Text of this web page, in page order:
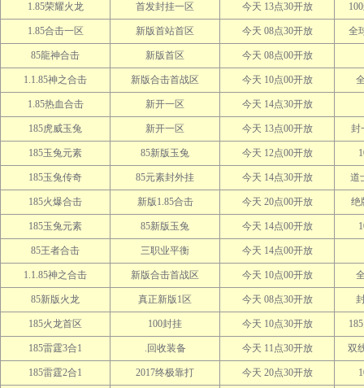
1.85荣耀火龙 首发封挂一区 今天 13点30开放
1.85合击一区 新版首站首区 今天 08点30开放 全
85龍神合击 新版首区 今天 08点00开放
1.1.85神之合击 新版合击首战区 今天 10点00开放
1.85热血合击 新开一区 今天 14点30开放
185虎威玉兔 新开一区 今天 13点00开放 封
185玉兔元素 85新版玉兔 今天 12点00开放
185玉兔传奇 85元素封外挂 今天 14点30开放 道
185火爆合击 新版1.85合击 今天 20点00开放 绝
185玉兔元素 85新版玉兔 今天 14点00开放
85王者合击 三职业平衡 今天 14点00开放
1.1.85神之合击 新版合击首战区 今天 10点00开放
85新版火龙 真正新版1区 今天 08点30开放
185火龙首区 100封挂 今天 10点30开放
185雷霆3合1 .回收装备 今天 11点30开放 双
185雷霆2合1 2017终极靠打 今天 20点30开放